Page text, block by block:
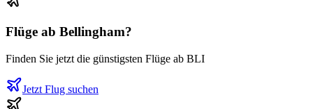
Flüge ab Bellingham?
Finden Sie jetzt die günstigsten Flüge ab BLI
Jetzt Flug suchen